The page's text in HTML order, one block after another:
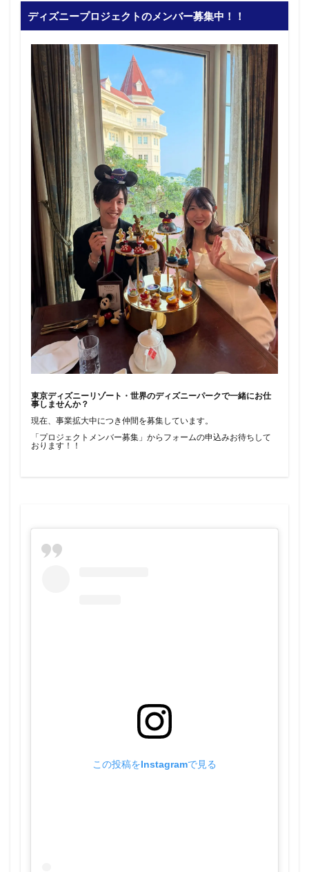
ディズニープロジェクトのメンバー募集中！！
東京ディズニーリゾート・世界のディズニーパークで一緒にお仕
事しませんか？
現在、事業拡大中につき仲間を募集しています。
「プロジェクトメンバー募集」からフォームの申込みお待ちして
おります！！
この投稿をInstagramで見る